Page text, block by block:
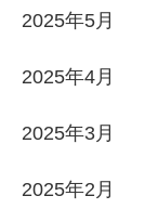
2025年5月
2025年4月
2025年3月
2025年2月